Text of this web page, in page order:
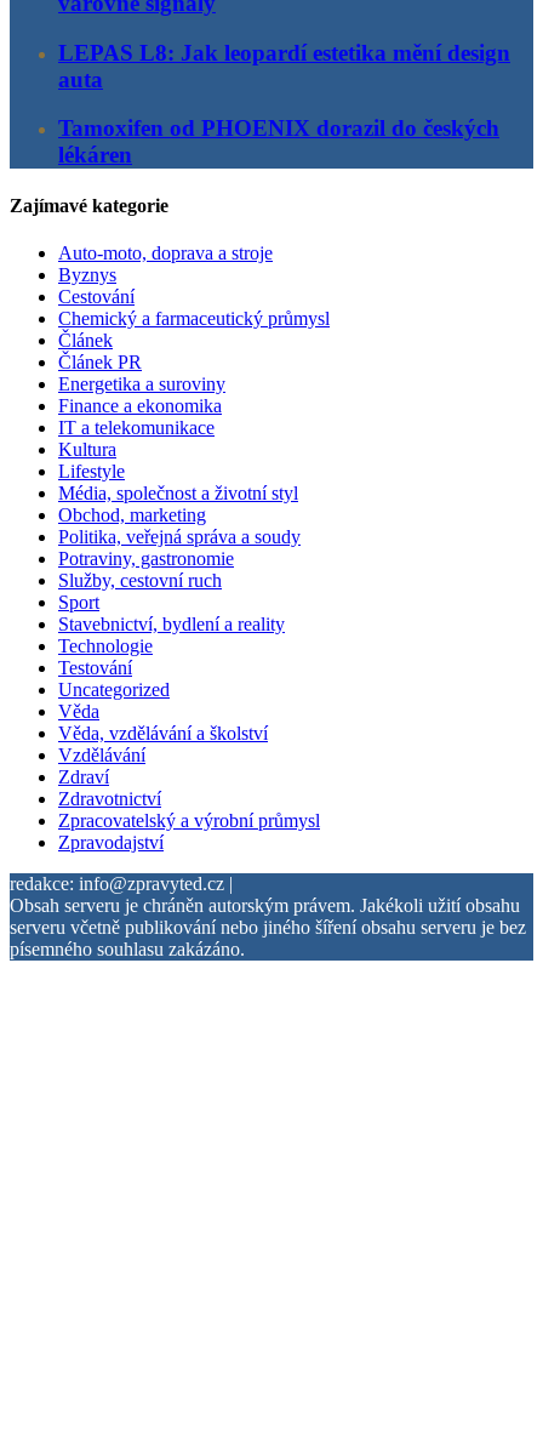
LEPAS L8: Jak leopardí estetika mění design
auta
Tamoxifen od PHOENIX dorazil do českých
lékáren
Zajímavé kategorie
Auto-moto, doprava a stroje
Byznys
Cestování
Chemický a farmaceutický průmysl
Článek
Článek PR
Energetika a suroviny
Finance a ekonomika
IT a telekomunikace
Kultura
Lifestyle
Média, společnost a životní styl
Obchod, marketing
Politika, veřejná správa a soudy
Potraviny, gastronomie
Služby, cestovní ruch
Sport
Stavebnictví, bydlení a reality
Technologie
Testování
Uncategorized
Věda
Věda, vzdělávání a školství
Vzdělávání
Zdraví
Zdravotnictví
Zpracovatelský a výrobní průmysl
Zpravodajství
redakce: info@zpravyted.cz |
Obsah serveru je chráněn autorským právem. Jakékoli užití obsahu
serveru včetně publikování nebo jiného šíření obsahu serveru je bez
písemného souhlasu zakázáno.